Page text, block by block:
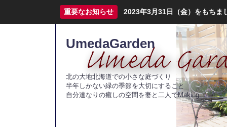
重要なお知らせ 2023年3月31日（金）をもちま
UmedaGarden
北の大地北海道での小さな庭づくり
半年しかない緑の季節を大切にすること
自分達なりの癒しの空間を妻と二人でMaking